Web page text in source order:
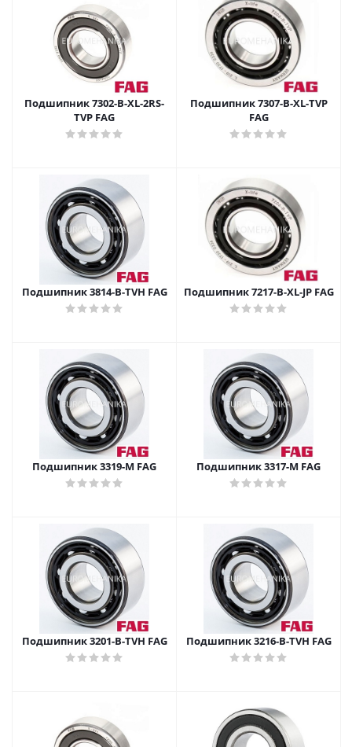
Подшипник 7302-B-XL-2RS-
TVP FAG
Подшипник 7307-B-XL-TVР
FAG
Подшипник 3814-B-TVH FAG Подшипник 7217-B-XL-JP FAG
Подшипник 3319-M FAG Подшипник 3317-M FAG
Подшипник 3201-B-TVH FAG Подшипник 3216-B-TVH FAG